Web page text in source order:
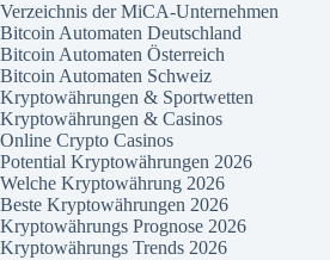
Verzeichnis der MiCA-Unternehmen
Bitcoin Automaten Deutschland
Bitcoin Automaten Österreich
Bitcoin Automaten Schweiz
Kryptowährungen & Sportwetten
Kryptowährungen & Casinos
Online Crypto Casinos
Potential Kryptowährungen 2026
Welche Kryptowährung 2026
Beste Kryptowährungen 2026
Kryptowährungs Prognose 2026
Kryptowährungs Trends 2026